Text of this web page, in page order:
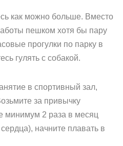
как можно больше. Вместо
пешком хотя бы пару
прогулки по парку в
гулять с собакой.
в спортивный зал,
за привычку
минимум 2 раза в месяц
начните плавать в